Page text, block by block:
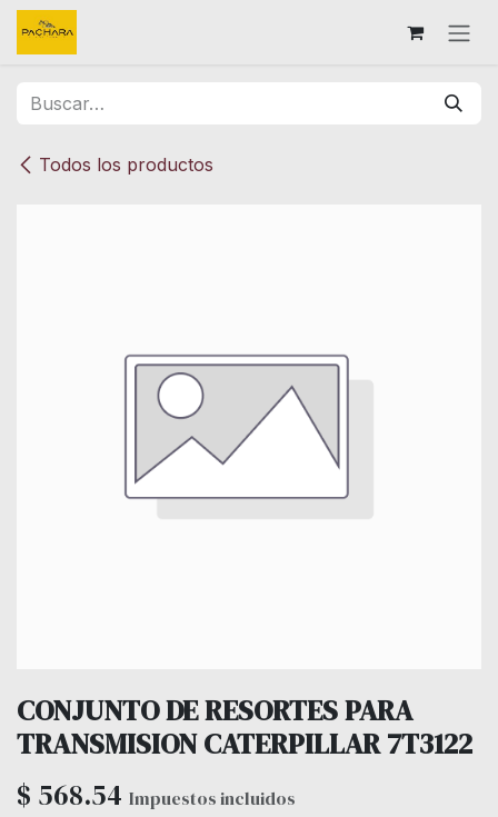
Ir al contenido
Todos los productos
CONJUNTO DE RESORTES PARA
TRANSMISION CATERPILLAR 7T3122
$ 568.54 Impuestos incluidos